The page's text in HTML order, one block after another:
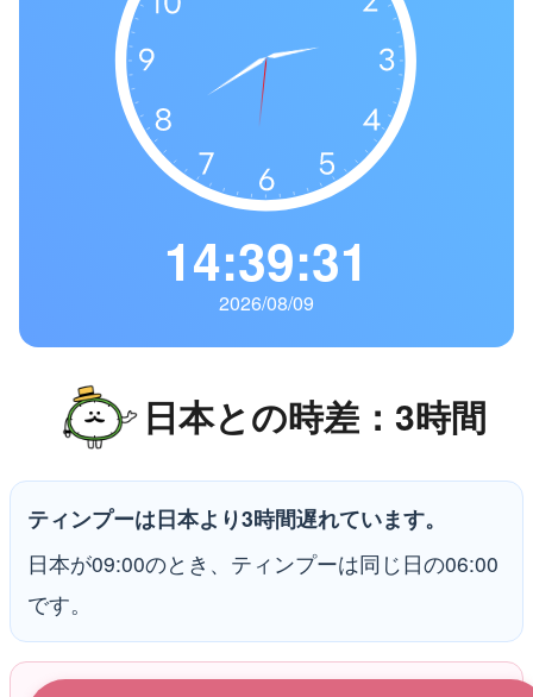
14:39:32
2026/08/09
日本との時差：3時間
ティンプーは日本より3時間遅れています。
日本が09:00のとき、ティンプーは同じ日の06:00
です。